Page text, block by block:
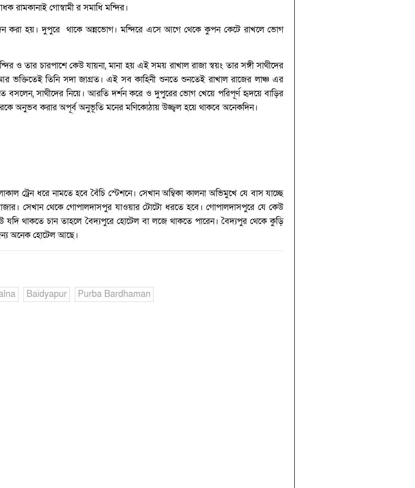
গোস্বামী র সমাধি মন্দির।
করা হয়। দুপুরে থাকে অন্নভোগ। মন্দিরে এসে আগে থেকে কুপন কেটে রাখলে ভোগ
ও তার চারপাশে কেউ যায়না, মানা হয় এই সময় রাখাল রাজা স্বয়ং তার সঙ্গী সাথীদের
ভক্তিতেই তিনি সদা জাগ্রত। এই সব কাহিনী শুনতে শুনতেই রাখাল রাজের লাঞ্চ এর
সাথীদের নিয়ে। আরতি দর্শন করে ও দুপুরের ভোগ খেয়ে পরিপূর্ণ হৃদয়ে বাড়ির
অনুভব করার অপূর্ব অনুভূতি মনের মণিকোঠায় উজ্জ্বল হয়ে থাকবে অনেকদিন।
ট্রেন ধরে নামতে হবে বৈঁচি স্টেশনে। সেখান অম্বিকা কালনা অভিমুখে যে বাস যাচ্ছে
সেখান থেকে গোপালদাসপুর যাওয়ার টোটো ধরতে হবে। গোপালদাসপুরে যে কেউ
যদি থাকতে চান তাহলে বৈদ্যপুরে হোটেল বা লজে থাকতে পারেন। বৈদ্যপুর থেকে কুড়ি
অনেক হোটেল আছে।
Baidyapur Purba Bardhaman